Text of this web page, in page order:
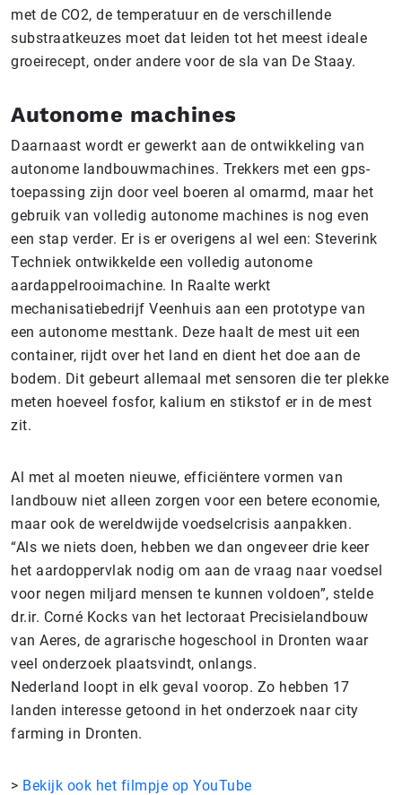
met de CO2, de temperatuur en de verschillende
substraatkeuzes moet dat leiden tot het meest ideale
groeirecept, onder andere voor de sla van De Staay.
Autonome machines
Daarnaast wordt er gewerkt aan de ontwikkeling van
autonome landbouwmachines. Trekkers met een gps-
toepassing zijn door veel boeren al omarmd, maar het
gebruik van volledig autonome machines is nog even
een stap verder. Er is er overigens al wel een: Steverink
Techniek ontwikkelde een volledig autonome
aardappelrooimachine. In Raalte werkt
mechanisatiebedrijf Veenhuis aan een prototype van
een autonome mesttank. Deze haalt de mest uit een
container, rijdt over het land en dient het doe aan de
bodem. Dit gebeurt allemaal met sensoren die ter plekke
meten hoeveel fosfor, kalium en stikstof er in de mest
zit.
Al met al moeten nieuwe, efficiëntere vormen van
landbouw niet alleen zorgen voor een betere economie,
maar ook de wereldwijde voedselcrisis aanpakken.
“Als we niets doen, hebben we dan ongeveer drie keer
het aardoppervlak nodig om aan de vraag naar voedsel
voor negen miljard mensen te kunnen voldoen”, stelde
dr.ir. Corné Kocks van het lectoraat Precisielandbouw
van Aeres, de agrarische hogeschool in Dronten waar
veel onderzoek plaatsvindt, onlangs.
Nederland loopt in elk geval voorop. Zo hebben 17
landen interesse getoond in het onderzoek naar city
farming in Dronten.
> Bekijk ook het filmpje op YouTube